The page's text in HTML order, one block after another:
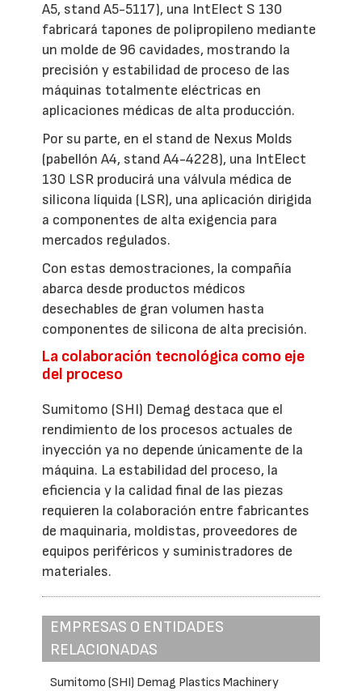
A5, stand A5-5117), una IntElect S 130
fabricará tapones de polipropileno mediante
un molde de 96 cavidades, mostrando la
precisión y estabilidad de proceso de las
máquinas totalmente eléctricas en
aplicaciones médicas de alta producción.
Por su parte, en el stand de Nexus Molds
(pabellón A4, stand A4-4228), una IntElect
130 LSR producirá una válvula médica de
silicona líquida (LSR), una aplicación dirigida
a componentes de alta exigencia para
mercados regulados.
Con estas demostraciones, la compañía
abarca desde productos médicos
desechables de gran volumen hasta
componentes de silicona de alta precisión.
La colaboración tecnológica como eje
del proceso
Sumitomo (SHI) Demag destaca que el
rendimiento de los procesos actuales de
inyección ya no depende únicamente de la
máquina. La estabilidad del proceso, la
eficiencia y la calidad final de las piezas
requieren la colaboración entre fabricantes
de maquinaria, moldistas, proveedores de
equipos periféricos y suministradores de
materiales.
EMPRESAS O ENTIDADES
RELACIONADAS
Sumitomo (SHI) Demag Plastics Machinery